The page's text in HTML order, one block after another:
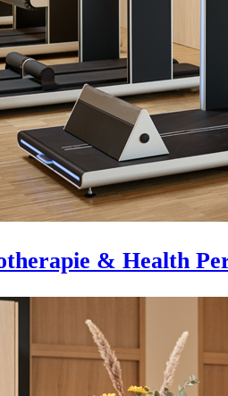
& Health